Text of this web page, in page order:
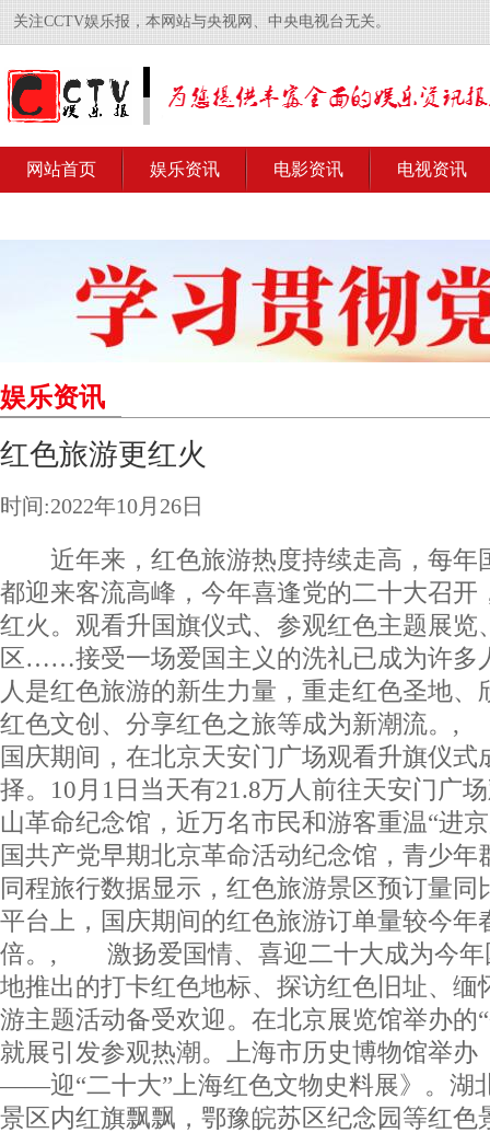
关注CCTV娱乐报，本网站与央视网、中央电视台无关。
网站首页 娱乐资讯 电影资讯 电视资讯
娱乐资讯
红色旅游更红火
时间:2022年10月26日
近年来，红色旅游热度持续走高，每年
都迎来客流高峰，今年喜逢党的二十大召开
红火。观看升国旗仪式、参观红色主题展览
区……接受一场爱国主义的洗礼已成为许多
人是红色旅游的新生力量，重走红色圣地、
红色文创、分享红色之旅等成为新潮流
国庆期间，在北京天安门广场观看升旗仪式
择。10月1日当天有21.8万人前往天安门广
山革命纪念馆，近万名市民和游客重温“进
国共产党早期北京革命活动纪念馆，青少年
同程旅行数据显示，红色旅游景区预订量同
平台上，国庆期间的红色旅游订单量较今年
倍。, 激扬爱国情、喜迎二十大成为今年
地推出的打卡红色地标、探访红色旧址、缅
游主题活动备受欢迎。在北京展览馆举办的
就展引发参观热潮。上海市历史博物馆举办
——迎“二十大”上海红色文物史料展》。湖
景区内红旗飘飘，鄂豫皖苏区纪念园等红色